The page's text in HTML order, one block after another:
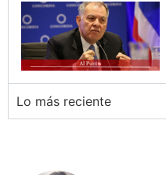
Lo más reciente